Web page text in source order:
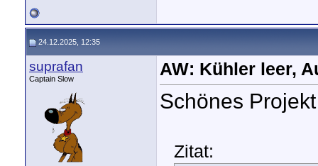
24.12.2025, 12:35
suprafan
Captain Slow AW: Kühler leer,
Schönes
Zitat: